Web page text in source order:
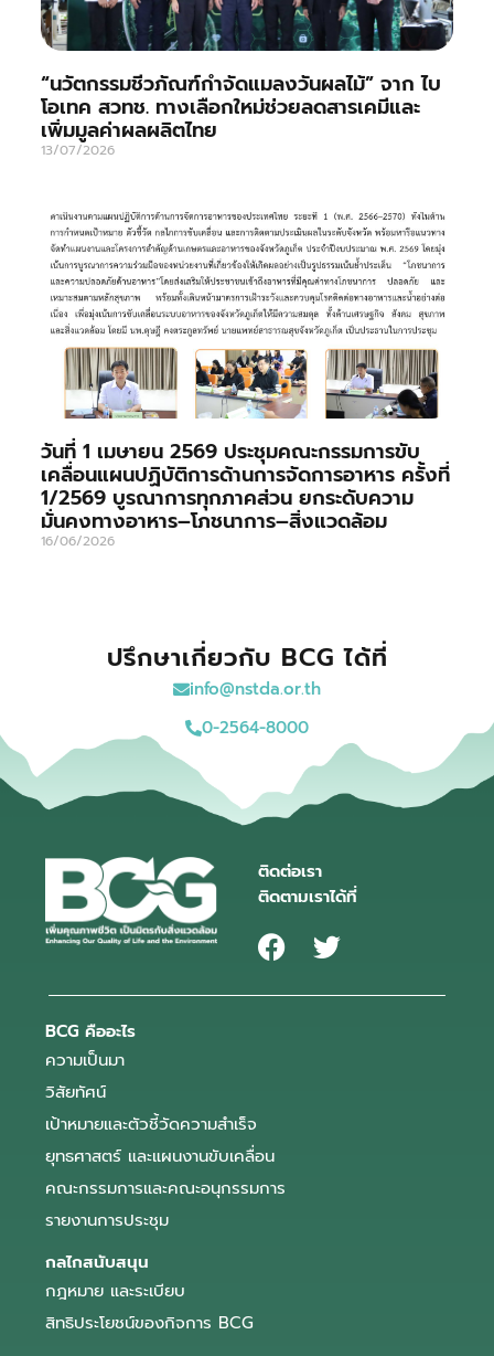
“นวัตกรรมชีวภัณฑ์กำจัดแมลงวันผลไม้” จาก ไบ
โอเทค สวทช. ทางเลือกใหม่ช่วยลดสารเคมีและ
เพิ่มมูลค่าผลผลิตไทย
13/07/2026
วันที่ 1 เมษายน 2569 ประชุมคณะกรรมการขับ
เคลื่อนแผนปฏิบัติการด้านการจัดการอาหาร ครั้งที่
1/2569 บูรณาการทุกภาคส่วน ยกระดับความ
มั่นคงทางอาหาร–โภชนาการ–สิ่งแวดล้อม
16/06/2026
ปรึกษาเกี่ยวกับ BCG ได้ที่
info@nstda.or.th
0-2564-8000
ติดต่อเรา
ติดตามเราได้ที่
BCG คืออะไร
ความเป็นมา
วิสัยทัศน์
เป้าหมายและตัวชี้วัดความสำเร็จ
ยุทธศาสตร์ และแผนงานขับเคลื่อน
คณะกรรมการและคณะอนุกรรมการ
รายงานการประชุม
กลไกสนับสนุน
กฎหมาย และระเบียบ
สิทธิประโยชน์ของกิจการ BCG